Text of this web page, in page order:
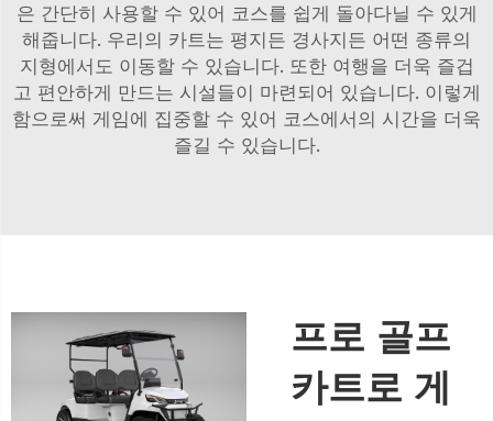
은 간단히 사용할 수 있어 코스를 쉽게 돌아다닐 수 있게
해줍니다. 우리의 카트는 평지든 경사지든 어떤 종류의
지형에서도 이동할 수 있습니다. 또한 여행을 더욱 즐겁
고 편안하게 만드는 시설들이 마련되어 있습니다. 이렇게
함으로써 게임에 집중할 수 있어 코스에서의 시간을 더욱
즐길 수 있습니다.
프로 골프
카트로 게